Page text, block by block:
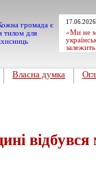
«Ми не
Власна думка
відбувся